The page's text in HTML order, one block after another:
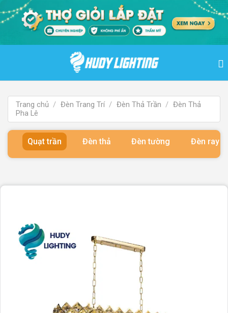
qua
Trang chủ / Đèn Trang Trí / Đèn Thả Trần / Đèn Thả
Pha Lê
Quạt trần Đèn thả Đèn tường Đèn ray